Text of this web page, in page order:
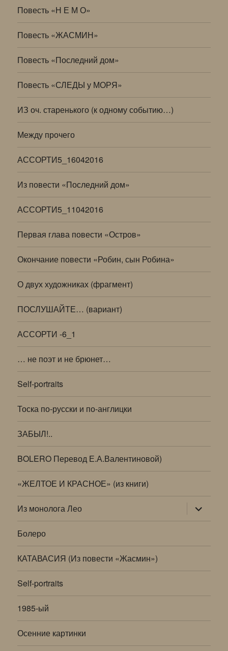
Повесть «Н Е М О»
Повесть «ЖАСМИН»
Повесть «Последний дом»
Повесть «СЛЕДЫ у МОРЯ»
ИЗ оч. старенького (к одному событию…)
Между прочего
АССОРТИ5_16042016
Из повести «Последний дом»
АССОРТИ5_11042016
Первая глава повести «Остров»
Окончание повести «Робин, сын Робина»
О двух художниках (фрагмент)
ПОСЛУШАЙТЕ… (вариант)
АССОРТИ -6_1
… не поэт и не брюнет…
Self-portraits
Тоска по-русски и по-англицки
ЗАБЫЛ!..
BOLERO Перевод Е.А.Валентиновой)
«ЖЕЛТОЕ И КРАСНОЕ» (из книги)
Из монолога Лео раскрыть
дочернее
меню
Болеро
КАТАВАСИЯ (Из повести «Жасмин»)
Self-portraits
1985-ый
Осенние картинки